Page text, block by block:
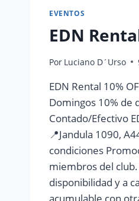
EVENTOS
EDN
Por Luciano D´Urso
EDN Rental 10%
Domingos 10% de
Contado/Efectivo
📍Jandula 1090,
condiciones
miembros del club.
disponibilidad y a
acumulable con